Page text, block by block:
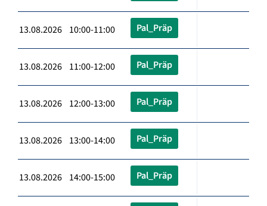
13.08.2026 10:00-11:00 Pal_Präp
13.08.2026 11:00-12:00 Pal_Präp
13.08.2026 12:00-13:00 Pal_Präp
13.08.2026 13:00-14:00 Pal_Präp
13.08.2026 14:00-15:00 Pal_Präp